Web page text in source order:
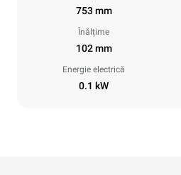
753 mm
Înălțime
102 mm
Energie electrică
0.1 kW